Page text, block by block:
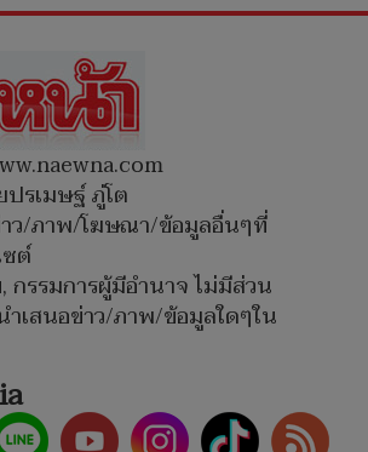
รเมษฐ์ ภู่โต
ว/ภาพ/โฆษณา/ข้อมูลอื่นๆที่
ซต์
กรรมการผู้มีอำนาจ ไม่มีส่วน
ำเสนอข่าว/ภาพ/ข้อมูลใดๆใน